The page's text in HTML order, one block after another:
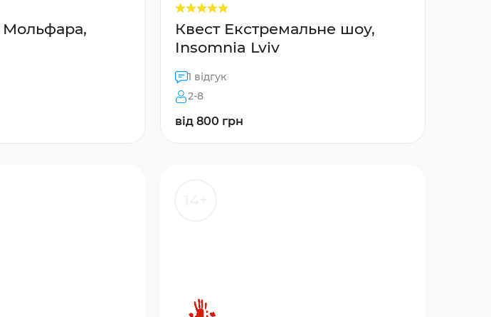
Мольфара,
Квест Екстремальне шоу,
Insomnia Lviv
1 відгук
2-8
від 800 грн